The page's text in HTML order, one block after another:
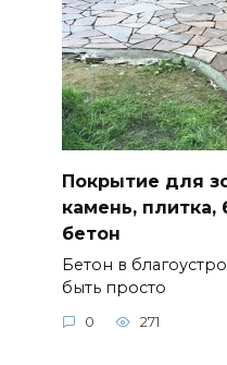
Покрытие для
камень, плитка,
бетон
Бетон в
быть просто
0 271